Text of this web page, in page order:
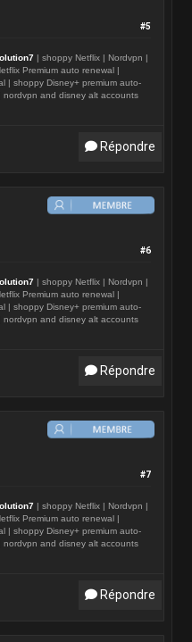
#5
| shoppy Netflix | Nordvpn |
Premium auto renewal |
| shoppy Disney+ premium auto-
and disney alt accounts
Répondre
#6
| shoppy Netflix | Nordvpn |
Premium auto renewal |
| shoppy Disney+ premium auto-
and disney alt accounts
Répondre
#7
| shoppy Netflix | Nordvpn |
Premium auto renewal |
| shoppy Disney+ premium auto-
and disney alt accounts
Répondre